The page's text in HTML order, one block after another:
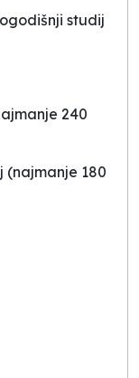
studij
240
(najmanje 180